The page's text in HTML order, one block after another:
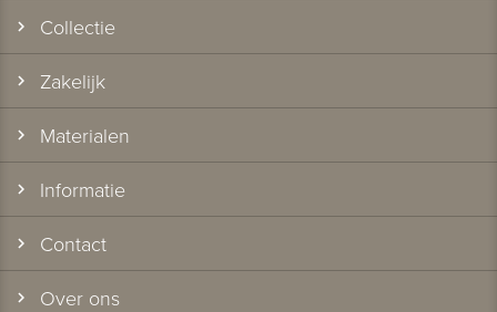
Collectie
Zakelijk
Materialen
Informatie
Contact
Over ons